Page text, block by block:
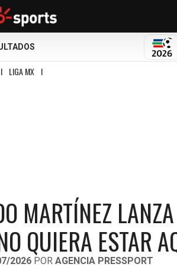
I LIGA MX I
MARTÍNEZ
QUIERA ESTAR
2026 POR AGENCIA PRESSPORT